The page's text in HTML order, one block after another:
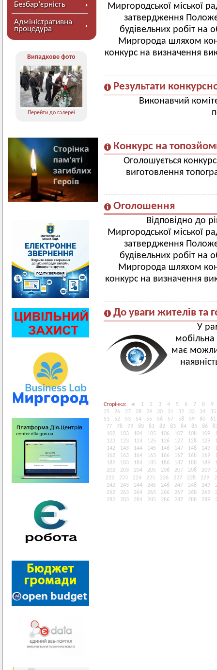
Безбар’єрність
Адміністративна
процедура
Випадкове фото
Перейти до галереї
Миргородської міської
затвердження
будівельних робіт на
Миргорода шляхом
конкурс на визначення
Результати
Виконавчий
Конкурс на
Оголошується
виготовлення
Оголошення
Відповідно до
Миргородської міської
затвердження
будівельних робіт на
Миргорода шляхом
конкурс на визначення
До уваги жителів та
У
має
Сторінка: ◄ 1 2 3 4 5 6 7 8
9
25
26 27 28 29 30 31 32 33 34
35
51
52 53 54 55 56 57 58 59 60
61
77
78 79 80 81 82 83 84 85 86
102
103 104 105 106 107 108 109
122
123 124 125 126 127 128 129
142
143 144 145 146 147 148 149
162
163 164 165 166 167 168 169
182
183 184 185 186 187 188 189
202
203 204 205 206 207 208 209
222
223 224 225 226 227 228 229
242
243 244 245 246 247 248 249
262
263 264 265 266 267 268 269
282
283 284 285 286 287 288 289